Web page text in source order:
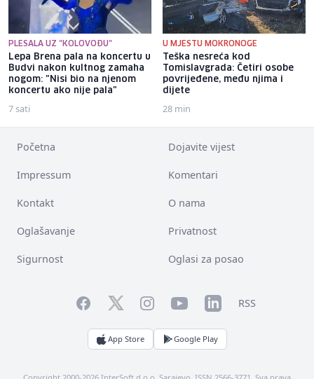
PLESALA UZ "KOLOVOĐU"
Lepa Brena pala na koncertu u
Budvi nakon kultnog zamaha
nogom: "Nisi bio na njenom
koncertu ako nije pala"
7 sati
U MJESTU MOKRONOGE
Teška nesreća kod
Tomislavgrada: Četiri osobe
povrijeđene, među njima i
dijete
28 min
Početna Dojavite vijest
Impressum Komentari
Kontakt O nama
Oglašavanje Privatnost
Sigurnost Oglasi za posao
FacebookTwitterInstagramYouTubeLinkedInRSS
App Store Google Play